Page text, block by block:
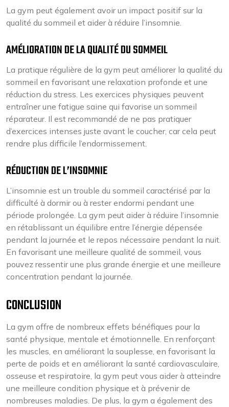
La gym peut également avoir un impact positif sur la
qualité du sommeil et aider à réduire l’insomnie.
AMÉLIORATION DE LA QUALITÉ DU SOMMEIL
La pratique régulière de la gym peut améliorer la qualité du
sommeil en favorisant une relaxation profonde et une
réduction du stress. Les exercices physiques peuvent
entraîner une fatigue saine qui favorise un sommeil
réparateur. Il est recommandé de ne pas pratiquer
d’exercices intenses juste avant le coucher, car cela peut
rendre plus difficile l’endormissement.
RÉDUCTION DE L’INSOMNIE
L’insomnie est un trouble du sommeil caractérisé par la
difficulté à dormir ou à rester endormi pendant une
période prolongée. La gym peut aider à réduire l’insomnie
en rétablissant un équilibre entre l’énergie dépensée
pendant la journée et le repos nécessaire pendant la nuit.
En favorisant une meilleure qualité de sommeil, vous
pouvez ressentir une plus grande énergie et une meilleure
concentration pendant la journée.
CONCLUSION
La gym offre de nombreux effets bénéfiques pour la
santé physique, mentale et émotionnelle. En renforçant
les muscles, en améliorant la souplesse, en favorisant la
perte de poids et en améliorant la santé cardiovasculaire,
osseuse et respiratoire, la gym peut vous aider à atteindre
une meilleure condition physique et à prévenir de
nombreuses maladies. De plus, la gym a également des